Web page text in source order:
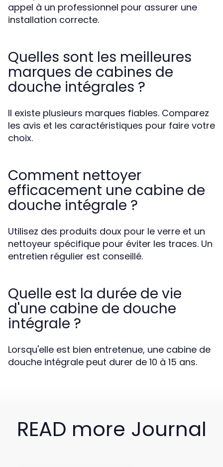
appel à un professionnel pour assurer une
installation correcte.
Quelles sont les meilleures
marques de cabines de
douche intégrales ?
Il existe plusieurs marques fiables. Comparez
les avis et les caractéristiques pour faire votre
choix.
Comment nettoyer
efficacement une cabine de
douche intégrale ?
Utilisez des produits doux pour le verre et un
nettoyeur spécifique pour éviter les traces. Un
entretien régulier est conseillé.
Quelle est la durée de vie
d'une cabine de douche
intégrale ?
Lorsqu'elle est bien entretenue, une cabine de
douche intégrale peut durer de 10 à 15 ans.
READ more Journal